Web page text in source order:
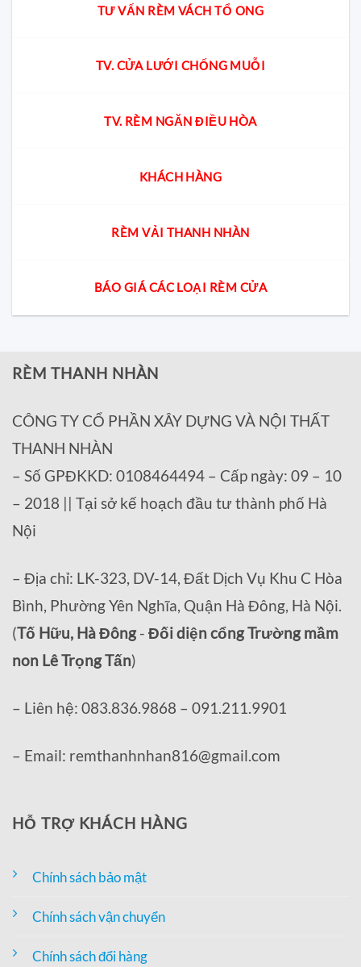
TƯ VẤN RÈM VÁCH TỔ ONG
TV. CỬA LƯỚI CHỐNG MUỖI
TV. RÈM NGĂN ĐIỀU HÒA
KHÁCH HÀNG
RÈM VẢI THANH NHÀN
BÁO GIÁ CÁC LOẠI RÈM CỬA
RÈM THANH NHÀN
CÔNG TY CỔ PHẦN XÂY DỰNG VÀ NỘI THẤT
THANH NHÀN
– Số GPĐKKD: 0108464494 – Cấp ngày: 09 – 10
– 2018 || Tại sở kế hoạch đầu tư thành phố Hà
Nội
– Địa chỉ: LK-323, DV-14, Đất Dịch Vụ Khu C Hòa
Bình, Phường Yên Nghĩa, Quận Hà Đông, Hà Nội.
(Tố Hữu, Hà Đông- Đối diện cổng Trường mầm
non Lê Trọng Tấn)
– Liên hệ: 083.836.9868 – 091.211.9901
– Email: remthanhnhan816@gmail.com
HỖ TRỢ KHÁCH HÀNG
Chính sách bảo mật
Chính sách vận chuyển
Chính sách đổi hàng